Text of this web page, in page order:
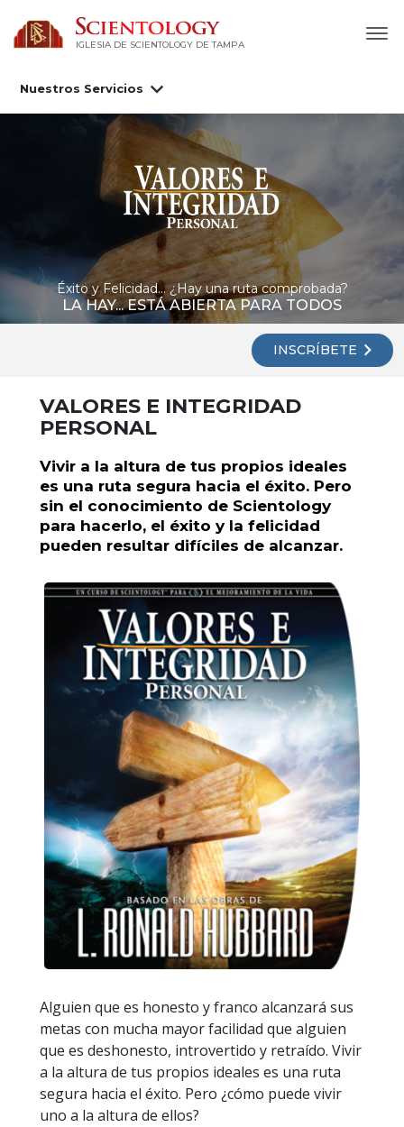
IGLESIA DE SCIENTOLOGY DE TAMPA
Nuestros Servicios
Éxito y Felicidad… ¿Hay una ruta comprobada?
LA HAY... ESTÁ ABIERTA PARA TODOS
INSCRÍBETE
VALORES E INTEGRIDAD
PERSONAL
Vivir a la altura de tus propios ideales
es una ruta segura hacia el éxito. Pero
sin el conocimiento de Scientology
para hacerlo, el éxito y la felicidad
pueden resultar difíciles de alcanzar.
Alguien que es honesto y franco alcanzará sus
metas con mucha mayor facilidad que alguien
que es deshonesto, introvertido y retraído. Vivir
a la altura de tus propios ideales es una ruta
segura hacia el éxito. Pero ¿cómo puede vivir
uno a la altura de ellos?